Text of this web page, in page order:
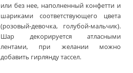
или без нее, наполненный конфетти и
шариками соответствующего цвета
(розовый-девочка, голубой-мальчик).
Шар декорируется атласными
лентами, при желании можно
добавить гирлянду тассел.